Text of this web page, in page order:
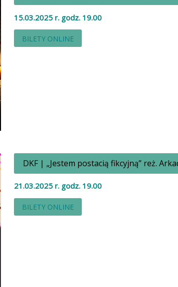
15.03.2025 r. godz. 19.00
BILETY ONLINE
DKF | „Jestem postacią fikcyjną” reż.
21.03.2025 r. godz. 19.00
BILETY ONLINE